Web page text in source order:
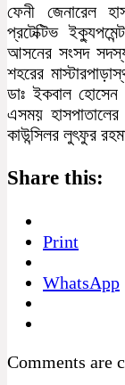
ফেনী জেনারেল
প্রটেক্টিভ
আসনের সংসদ সদস্য
শহরের
ডাঃ ইকবাল
এসময় হাসপাতালের
কাউন্সিলর লুৎফুর
Share this:
Print
WhatsApp
Comments are